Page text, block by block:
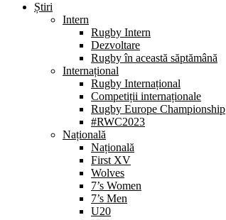
Știri
Intern
Rugby Intern
Dezvoltare
Rugby în această săptămână
Internațional
Rugby Internațional
Competiții internaționale
Rugby Europe Championship
#RWC2023
Națională
Națională
First XV
Wolves
7’s Women
7’s Men
U20